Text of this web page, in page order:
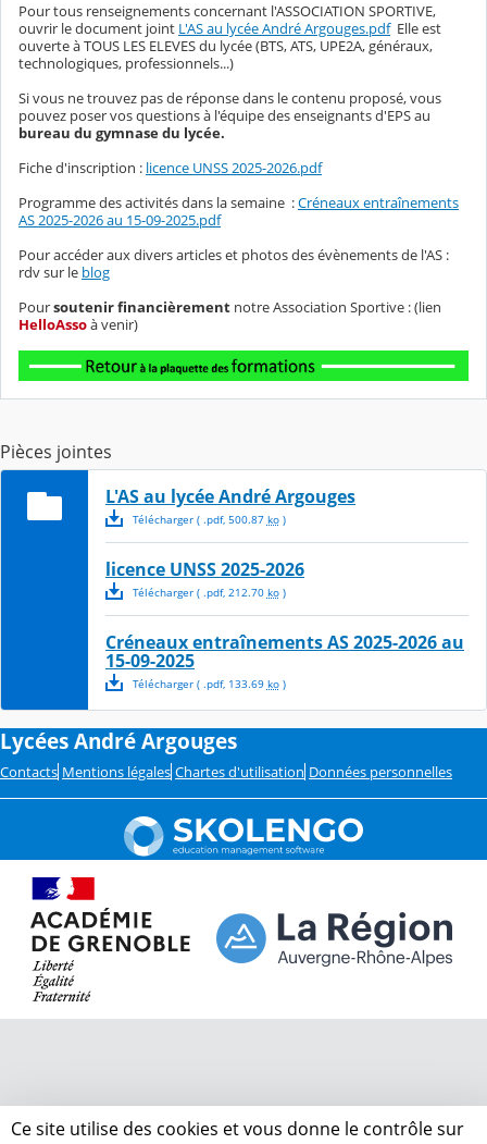
Pour tous renseignements concernant l'ASSOCIATION SPORTIVE,
ouvrir le document joint L'AS au lycée André Argouges.pdfElle est
ouverte à TOUS LES ELEVES du lycée (BTS, ATS, UPE2A, généraux,
technologiques, professionnels...)
Si vous ne trouvez pas de réponse dans le contenu proposé, vous
pouvez poser vos questions à l'équipe des enseignants d'EPS au
bureau du gymnase du lycée.
Fiche d'inscription : licence UNSS 2025-2026.pdf
Programme des activités dans la semaine :Créneaux entraînements
AS 2025-2026 au 15-09-2025.pdf
Pour accéder aux divers articles et photos des évènements de l'AS :
rdv sur le blog
Poursoutenir financièrement notre Association Sportive : (lien
HelloAssoà venir)
Pièces jointes
L'AS au lycée André Argouges
Télécharger( .pdf, 500.87 ko)
licence UNSS 2025-2026
Télécharger( .pdf, 212.70 ko)
Créneaux entraînements AS 2025-2026 au
15-09-2025
Télécharger( .pdf, 133.69 ko)
Lycées André Argouges
Contacts Mentions légales Chartes d'utilisation Données personnelles
Ce site utilise des cookies et vous donne le contrôle sur